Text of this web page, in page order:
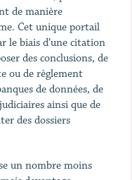
de manière
Cet unique portail
le biais d’une citation
des conclusions, de
ou de règlement
de données, de
ainsi que de
des dossiers
un nombre moins